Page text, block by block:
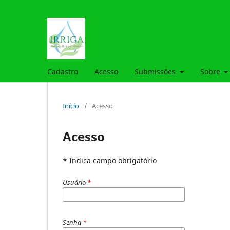
Cadastro Acesso Submissões Sobre
Início / Acesso
Acesso
* Indica campo obrigatório
Usuário *
Senha *